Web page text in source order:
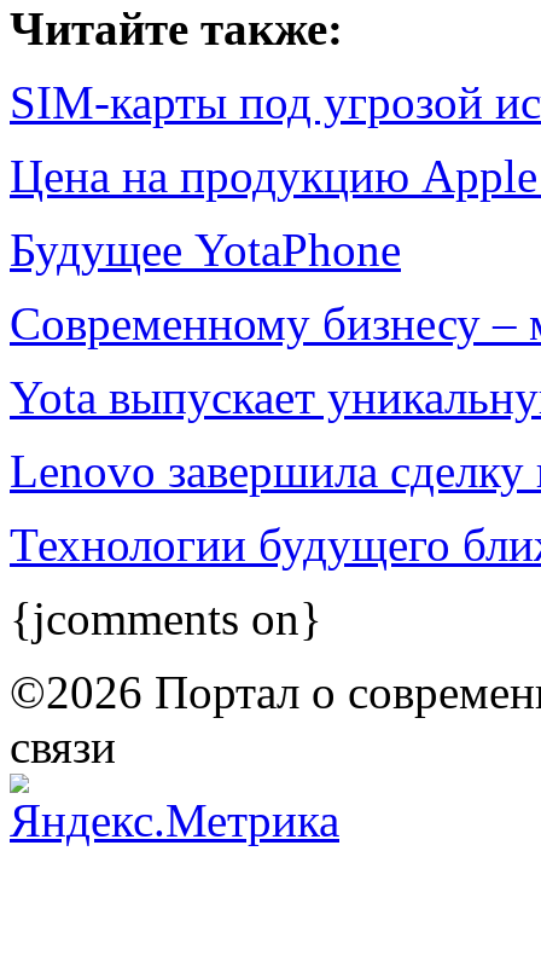
Читайте также:
SIM-карты под угрозой
Цена на продукцию
Будущее YotaPhone
Современному бизнесу –
Yota выпускает
Lenovo завершила
Технологии будущего
{jcomments on}
©2026 Портал о
связи